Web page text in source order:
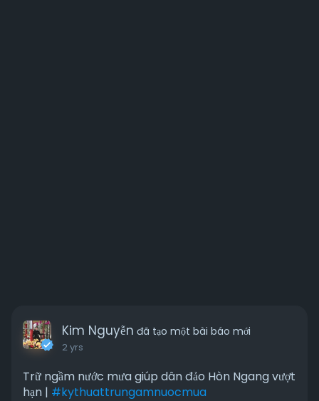
Kim Nguyễn đã tạo một bài báo mới
2 yrs
Trữ ngầm nước mưa giúp dân đảo Hòn Ngang vượt
hạn | #kythuattrungamnuocmua